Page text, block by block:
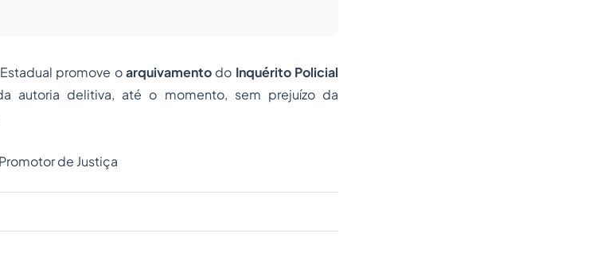
promove oarquivamento do Inquérito Policial
autoria delitiva, até o momento, sem prejuízo da
Promotor de Justiça